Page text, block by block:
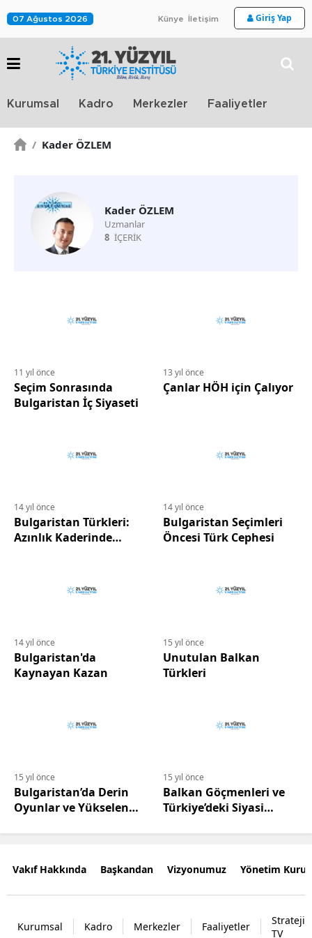
07 Ağustos 2026 Künye İletişim Giriş Yap
Kurumsal Kadro Merkezler Faaliyetler
/ Kader ÖZLEM
Kader ÖZLEM
Uzmanlar
8 İÇERİK
11 yıl önce
Seçim Sonrasında
Bulgaristan İç Siyaseti
13 yıl önce
Çanlar HÖH için Çalıyor
14 yıl önce
Bulgaristan Türkleri:
Azınlık Kaderinde
14 yıl önce
Bulgaristan Seçimleri
Öncesi Türk Cephesi
14 yıl önce
Bulgaristan'da
Kaynayan Kazan
15 yıl önce
Unutulan Balkan
Türkleri
15 yıl önce
Bulgaristan’da Derin
Oyunlar ve Yükselen
15 yıl önce
Balkan Göçmenleri ve
Türkiye’deki Siyasi
Vakıf Hakkında Başkandan Vizyonumuz Yönetim
Kurumsal Kadro Merkezler Faaliyetler
Strateji
TV